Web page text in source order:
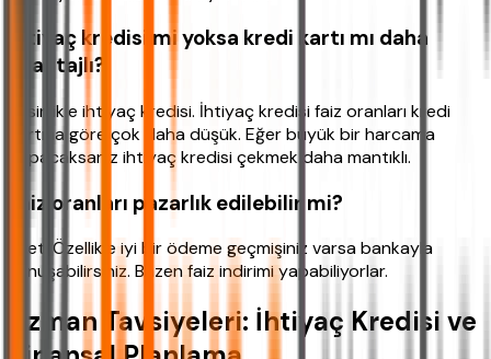
İhtiyaç kredisi mi yoksa kredi kartı mı daha
avantajlı?
Kesinlikle ihtiyaç kredisi. İhtiyaç kredisi faiz oranları kredi
kartına göre çok daha düşük. Eğer büyük bir harcama
yapacaksanız ihtiyaç kredisi çekmek daha mantıklı.
Faiz oranları pazarlık edilebilir mi?
Evet! Özellikle iyi bir ödeme geçmişiniz varsa bankayla
konuşabilirsiniz. Bazen faiz indirimi yapabiliyorlar.
Uzman Tavsiyeleri: İhtiyaç Kredisi ve